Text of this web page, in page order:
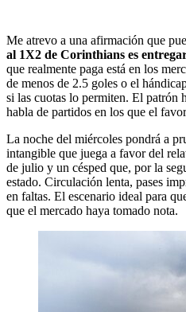
Me atrevo a una afirmación que
al 1X2 de Corinthians es
que realmente paga está en los
de menos de 2.5 goles o el
si las cuotas lo permiten. El patrón
habla de partidos en los que el
La noche del miércoles pondrá a
intangible que juega a favor del
de julio y un césped que, por la
estado. Circulación lenta, pases
en faltas. El escenario ideal para
que el mercado haya tomado nota.